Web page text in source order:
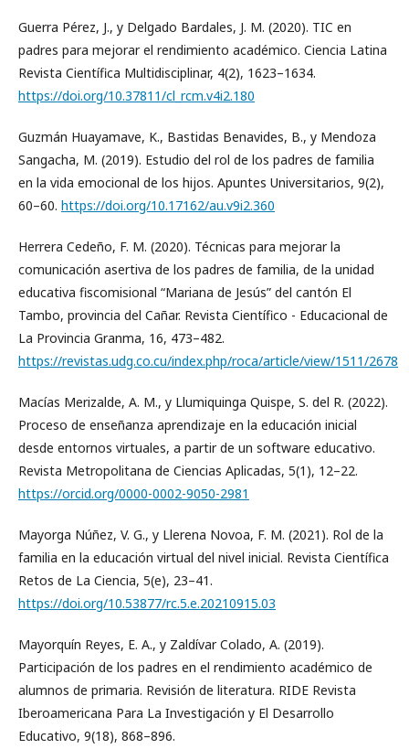
Guerra Pérez, J., y Delgado Bardales, J. M. (2020). TIC en
padres para mejorar el rendimiento académico. Ciencia Latina
Revista Científica Multidisciplinar, 4(2), 1623–1634.
https://doi.org/10.37811/cl_rcm.v4i2.180
Guzmán Huayamave, K., Bastidas Benavides, B., y Mendoza
Sangacha, M. (2019). Estudio del rol de los padres de familia
en la vida emocional de los hijos. Apuntes Universitarios, 9(2),
60–60. https://doi.org/10.17162/au.v9i2.360
Herrera Cedeño, F. M. (2020). Técnicas para mejorar la
comunicación asertiva de los padres de familia, de la unidad
educativa fiscomisional “Mariana de Jesús” del cantón El
Tambo, provincia del Cañar. Revista Científico - Educacional de
La Provincia Granma, 16, 473–482.
https://revistas.udg.co.cu/index.php/roca/article/view/1511/2678
Macías Merizalde, A. M., y Llumiquinga Quispe, S. del R. (2022).
Proceso de enseñanza aprendizaje en la educación inicial
desde entornos virtuales, a partir de un software educativo.
Revista Metropolitana de Ciencias Aplicadas, 5(1), 12–22.
https://orcid.org/0000-0002-9050-2981
Mayorga Núñez, V. G., y Llerena Novoa, F. M. (2021). Rol de la
familia en la educación virtual del nivel inicial. Revista Científica
Retos de La Ciencia, 5(e), 23–41.
https://doi.org/10.53877/rc.5.e.20210915.03
Mayorquín Reyes, E. A., y Zaldívar Colado, A. (2019).
Participación de los padres en el rendimiento académico de
alumnos de primaria. Revisión de literatura. RIDE Revista
Iberoamericana Para La Investigación y El Desarrollo
Educativo, 9(18), 868–896.